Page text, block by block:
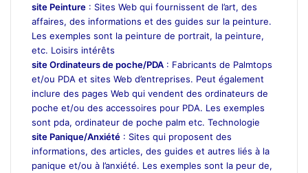
site Peinture : Sites Web qui fournissent de l’art, des
affaires, des informations et des guides sur la peinture.
Les exemples sont la peinture de portrait, la peinture,
etc. Loisirs intérêts
site Ordinateurs de poche/PDA : Fabricants de Palmtops
et/ou PDA et sites Web d’entreprises. Peut également
inclure des pages Web qui vendent des ordinateurs de
poche et/ou des accessoires pour PDA. Les exemples
sont pda, ordinateur de poche palm etc. Technologie
site Panique/Anxiété : Sites qui proposent des
informations, des articles, des guides et autres liés à la
panique et/ou à l’anxiété. Les exemples sont la peur de,